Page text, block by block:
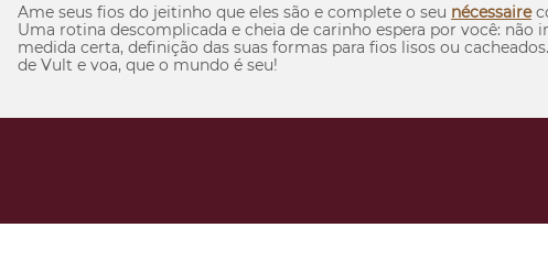
Ame seus fios do jeitinho que eles são e complete o seu nécessaire
Uma rotina descomplicada e cheia de carinho espera por você:
medida certa, definição das suas formas para fios lisos ou
de Vult e voa, que o mundo é seu!